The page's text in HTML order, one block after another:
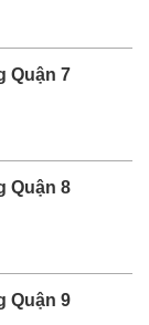
Quận 7
Quận 8
Quận 9